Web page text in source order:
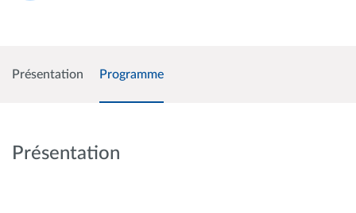
Présentation Programme
Présentation